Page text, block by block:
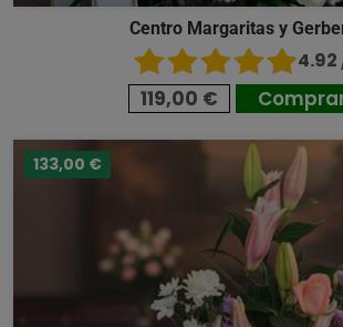
Centro Margaritas y
4.92
119,00 €
133,00 €